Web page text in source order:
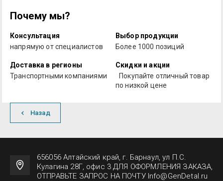
Почему мы?
Консультация
напрямую от специалистов
Выбор продукции
Более 1000 позиций
Доставка в регионы
Транспортными компаниями
Скидки и акции
Покупайте отличный товар
по низкой цене
Назад
656056 Алтайский край, г. Барнаул, ул П.С.
Кулагина 28Г, офис 3 ДЛЯ ОФОРМЛЕНИЯ ЗАКАЗА,
ОТПРАВЬТЕ ЗАПРОС НА ПОЧТУ Info@GenDetal.ru